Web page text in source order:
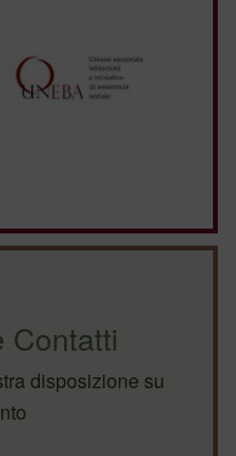
Contatti
disposizione su